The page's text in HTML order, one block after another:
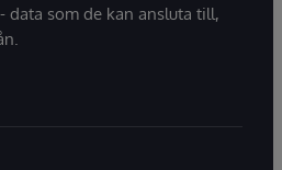
data som de kan ansluta till,